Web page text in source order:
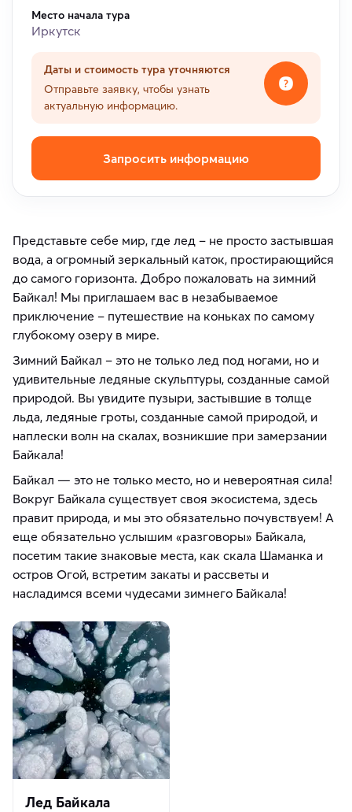
Место начала тура
Иркутск
Даты и стоимость тура уточняются
Отправьте заявку, чтобы узнать
актуальную информацию.
Запросить информацию
Представьте себе мир, где лед – не просто застывшая
вода, а огромный зеркальный каток, простирающийся
до самого горизонта. Добро пожаловать на зимний
Байкал! Мы приглашаем вас в незабываемое
приключение – путешествие на коньках по самому
глубокому озеру в мире.
Зимний Байкал – это не только лед под ногами, но и
удивительные ледяные скульптуры, созданные самой
природой. Вы увидите пузыри, застывшие в толще
льда, ледяные гроты, созданные самой природой, и
наплески волн на скалах, возникшие при замерзании
Байкала!
Байкал — это не только место, но и невероятная сила!
Вокруг Байкала существует своя экосистема, здесь
правит природа, и мы это обязательно почувствуем! А
еще обязательно услышим «разговоры» Байкала,
посетим такие знаковые места, как скала Шаманка и
остров Огой, встретим закаты и рассветы и
насладимся всеми чудесами зимнего Байкала!
Лед Байкала